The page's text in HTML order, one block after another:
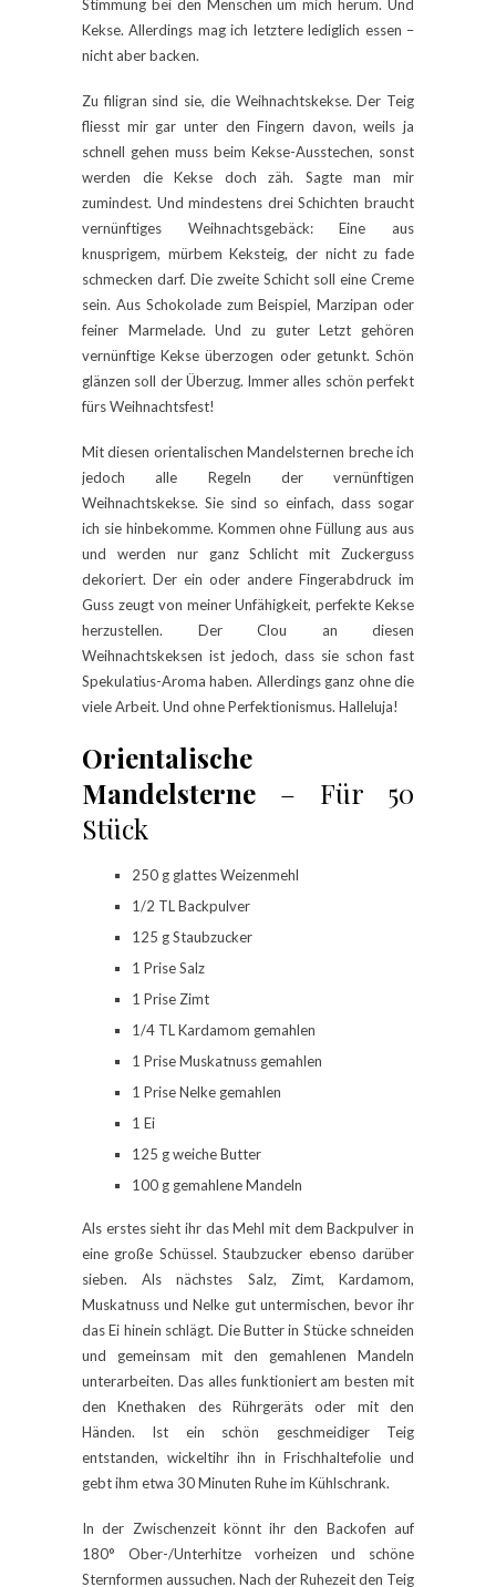
Stimmung bei den Menschen um mich herum. Und
Kekse. Allerdings mag ich letztere lediglich essen –
nicht aber backen.
Zu filigran sind sie, die Weihnachtskekse. Der Teig
fliesst mir gar unter den Fingern davon, weils ja
schnell gehen muss beim Kekse-Ausstechen, sonst
werden die Kekse doch zäh. Sagte man mir
zumindest. Und mindestens drei Schichten braucht
vernünftiges Weihnachtsgebäck: Eine aus
knusprigem, mürbem Keksteig, der nicht zu fade
schmecken darf. Die zweite Schicht soll eine Creme
sein. Aus Schokolade zum Beispiel, Marzipan oder
feiner Marmelade. Und zu guter Letzt gehören
vernünftige Kekse überzogen oder getunkt. Schön
glänzen soll der Überzug. Immer alles schön perfekt
fürs Weihnachtsfest!
Mit diesen orientalischen Mandelsternen breche ich
jedoch alle Regeln der vernünftigen
Weihnachtskekse. Sie sind so einfach, dass sogar
ich sie hinbekomme. Kommen ohne Füllung aus aus
und werden nur ganz Schlicht mit Zuckerguss
dekoriert. Der ein oder andere Fingerabdruck im
Guss zeugt von meiner Unfähigkeit, perfekte Kekse
herzustellen. Der Clou an diesen
Weihnachtskeksen ist jedoch, dass sie schon fast
Spekulatius-Aroma haben. Allerdings ganz ohne die
viele Arbeit. Und ohne Perfektionismus. Halleluja!
Orientalische
Mandelsterne – Für 50
Stück
250 g glattes Weizenmehl
1/2 TL Backpulver
125 g Staubzucker
1 Prise Salz
1 Prise Zimt
1/4 TL Kardamom gemahlen
1 Prise Muskatnuss gemahlen
1 Prise Nelke gemahlen
1 Ei
125 g weiche Butter
100 g gemahlene Mandeln
Als erstes sieht ihr das Mehl mit dem Backpulver in
eine große Schüssel. Staubzucker ebenso darüber
sieben. Als nächstes Salz, Zimt, Kardamom,
Muskatnuss und Nelke gut untermischen, bevor ihr
das Ei hinein schlägt. Die Butter in Stücke schneiden
und gemeinsam mit den gemahlenen Mandeln
unterarbeiten. Das alles funktioniert am besten mit
den Knethaken des Rührgeräts oder mit den
Händen. Ist ein schön geschmeidiger Teig
entstanden, wickeltihr ihn in Frischhaltefolie und
gebt ihm etwa 30 Minuten Ruhe im Kühlschrank.
In der Zwischenzeit könnt ihr den Backofen auf
180° Ober-/Unterhitze vorheizen und schöne
Sternformen aussuchen. Nach der Ruhezeit den Teig